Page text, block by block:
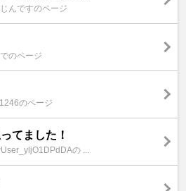
んですのページ
のページ
のページ
てました！
の ...